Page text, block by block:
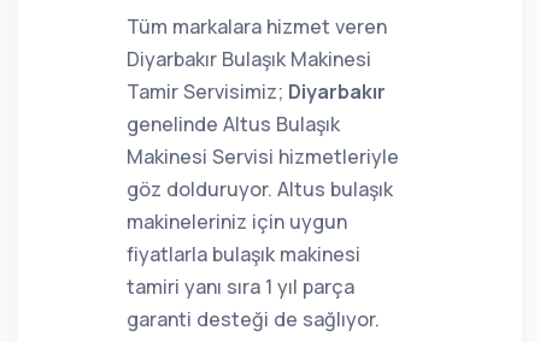
Tüm markalara hizmet veren
Diyarbakır Bulaşık Makinesi
Tamir Servisimiz; Diyarbakır
genelinde Altus Bulaşık
Makinesi Servisi hizmetleriyle
göz dolduruyor. Altus bulaşık
makineleriniz için uygun
fiyatlarla bulaşık makinesi
tamiri yanı sıra 1 yıl parça
garanti desteği de sağlıyor.